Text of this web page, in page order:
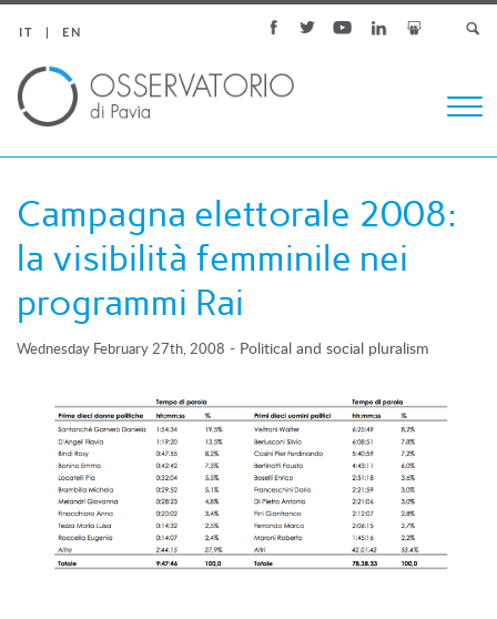
IT EN
Campagna elettorale 2008:
la visibilità femminile nei
programmi Rai
Wednesday February 27th, 2008 - Political and social pluralism